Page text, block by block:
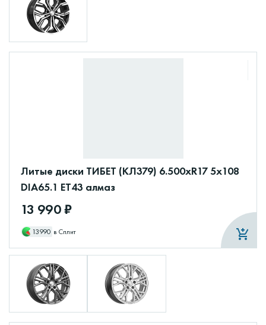
Литые диски ТИБЕТ (КЛ379) 6.500xR17 5x108
DIA65.1 ET43 алмаз
13 990 ₽
13990 в Сплит